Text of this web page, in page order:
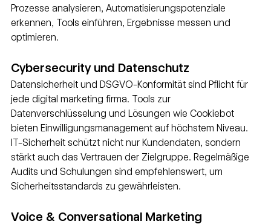
Prozesse analysieren, Automatisierungspotenziale
erkennen, Tools einführen, Ergebnisse messen und
optimieren.
Cybersecurity und Datenschutz
Datensicherheit und DSGVO-Konformität sind Pflicht für
jede digital marketing firma. Tools zur
Datenverschlüsselung und Lösungen wie Cookiebot
bieten Einwilligungsmanagement auf höchstem Niveau.
IT-Sicherheit schützt nicht nur Kundendaten, sondern
stärkt auch das Vertrauen der Zielgruppe. Regelmäßige
Audits und Schulungen sind empfehlenswert, um
Sicherheitsstandards zu gewährleisten.
Voice & Conversational Marketing